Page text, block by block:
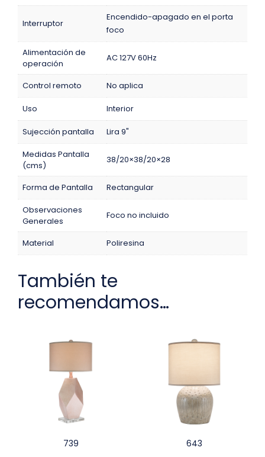
Interruptor
Encendido-apagado en el porta
foco
Alimentación de
operación
AC 127V 60Hz
Control remoto No aplica
Uso Interior
Sujección pantalla
Lira 9"
Medidas Pantalla
(cms)
38/20×38/20×28
Forma de Pantalla
Rectangular
Observaciones
Generales
Foco no incluido
Material Poliresina
También te
recomendamos…
739 643